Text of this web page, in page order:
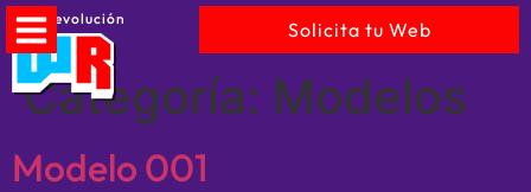
WebRevolución Solicita tu Web
Categoría: Modelos
Modelo 001